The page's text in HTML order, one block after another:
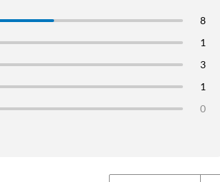
8
1
3
1
0